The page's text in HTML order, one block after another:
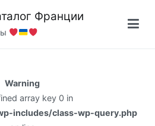
Франции
Warning
array key 0 in
includes/class-wp-query.php